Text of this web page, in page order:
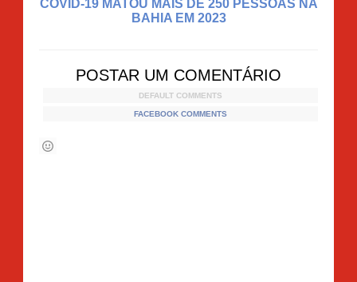
COVID-19 MATOU MAIS DE 250 PESSOAS NA
BAHIA EM 2023
POSTAR UM COMENTÁRIO
DEFAULT COMMENTS
FACEBOOK COMMENTS